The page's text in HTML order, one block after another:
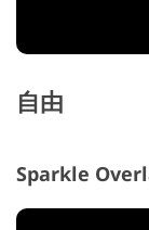
自由